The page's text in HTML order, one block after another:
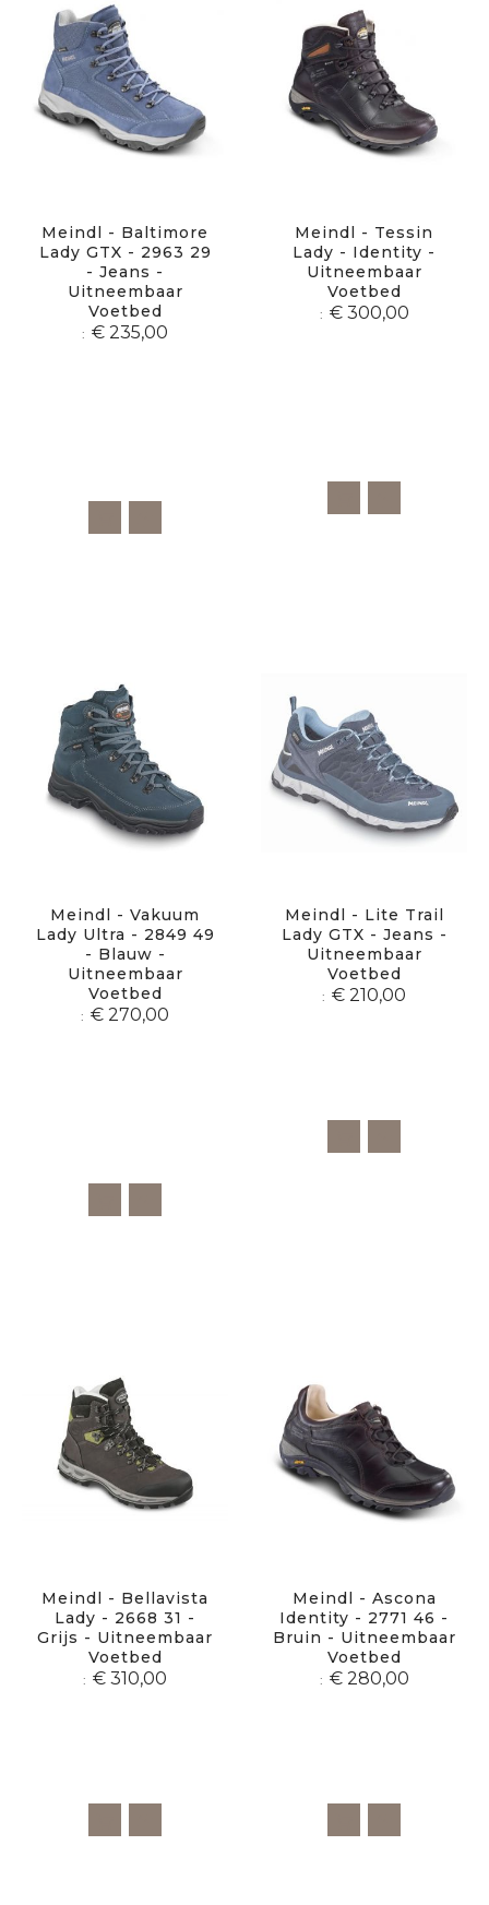
Meindl - Baltimore
Lady GTX - 2963 29
- Jeans -
Uitneembaar
Voetbed
€ 235,00
Meindl - Tessin
Lady - Identity -
Uitneembaar
Voetbed
€ 300,00
Meindl - Vakuum
Lady Ultra - 2849 49
- Blauw -
Uitneembaar
Voetbed
€ 270,00
Meindl - Lite Trail
Lady GTX - Jeans -
Uitneembaar
Voetbed
€ 210,00
Meindl - Bellavista
Lady - 2668 31 -
Grijs - Uitneembaar
Voetbed
€ 310,00
Meindl - Ascona
Identity - 2771 46 -
Bruin - Uitneembaar
Voetbed
€ 280,00